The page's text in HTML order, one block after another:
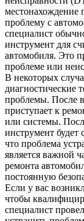
местонахождение
проблему с
специалист
инструмент для
автомобиля. Это
проблеме или
В некоторых
диагностические
проблемы. После
приступает к
или системы.
инструмент будет
что проблема
является важной
ремонта
постоянную
Если у вас
чтобы
специалист